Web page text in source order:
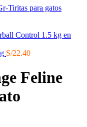
Tiritas para gatos
S/22.40
Feline